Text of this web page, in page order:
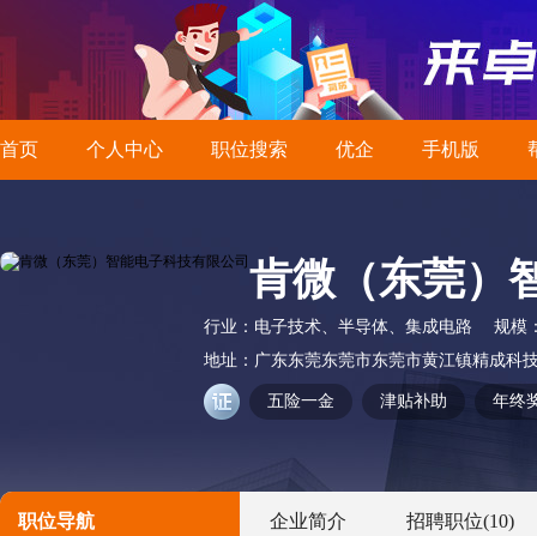
首页 个人中心 职位搜索 优企 手机版
肯微（东莞）
行业： 电子技术、半导体、集成电路
规模
地址： 广东东莞东莞市东莞市黄江镇精成科
五险一金 津贴补助 年终
职位导航 企业简介 招聘职位(10)